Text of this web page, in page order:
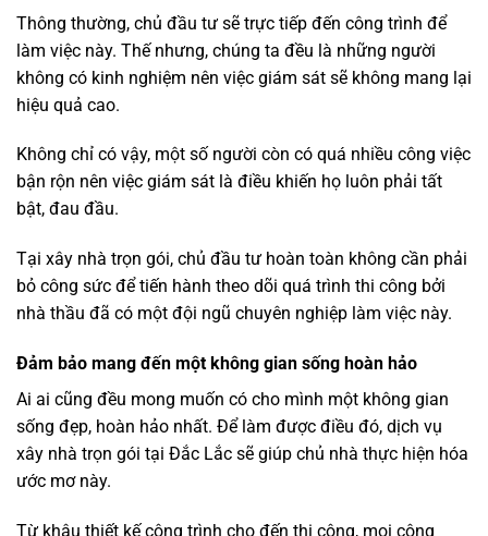
Thông thường, chủ đầu tư sẽ trực tiếp đến công trình để
làm việc này. Thế nhưng, chúng ta đều là những người
không có kinh nghiệm nên việc giám sát sẽ không mang lại
hiệu quả cao.
Không chỉ có vậy, một số người còn có quá nhiều công việc
bận rộn nên việc giám sát là điều khiến họ luôn phải tất
bật, đau đầu.
Tại xây nhà trọn gói, chủ đầu tư hoàn toàn không cần phải
bỏ công sức để tiến hành theo dõi quá trình thi công bởi
nhà thầu đã có một đội ngũ chuyên nghiệp làm việc này.
Đảm bảo mang đến một không gian sống hoàn hảo
Ai ai cũng đều mong muốn có cho mình một không gian
sống đẹp, hoàn hảo nhất. Để làm được điều đó, dịch vụ
xây nhà trọn gói tại Đắc Lắc sẽ giúp chủ nhà thực hiện hóa
ước mơ này.
Từ khâu thiết kế công trình cho đến thi công, mọi công